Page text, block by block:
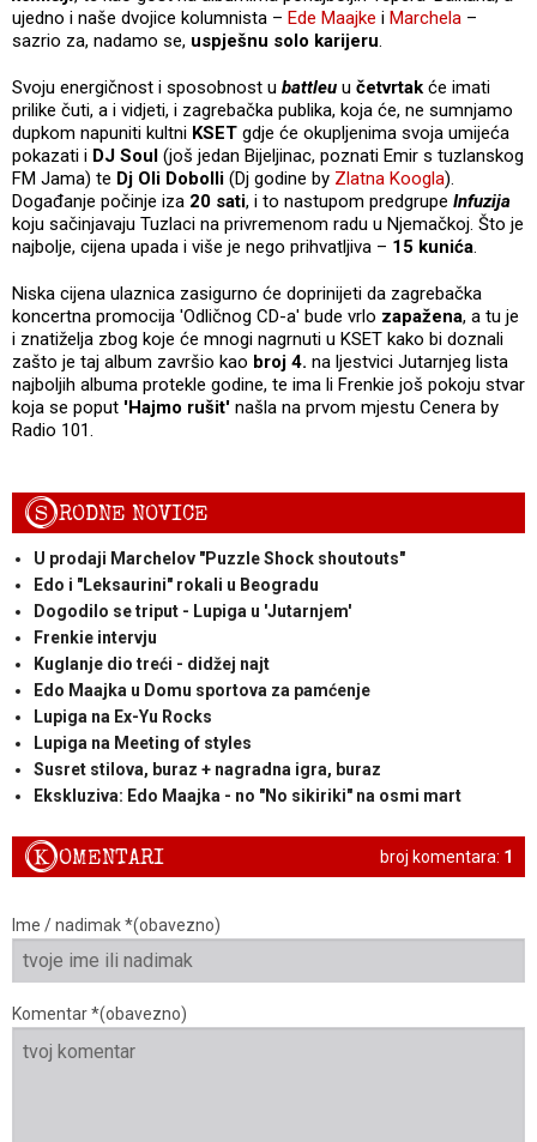
ujedno i naše dvojice kolumnista – Ede Maajke i Marchela –
sazrio za, nadamo se, uspješnu solo karijeru.
Svoju energičnost i sposobnost u battleu u četvrtak će imati
prilike čuti, a i vidjeti, i zagrebačka publika, koja će, ne sumnjamo
dupkom napuniti kultni KSET gdje će okupljenima svoja umijeća
pokazati i DJ Soul (još jedan Bijeljinac, poznati Emir s tuzlanskog
FM Jama) te Dj Oli Dobolli (Dj godine by Zlatna Koogla).
Događanje počinje iza 20 sati, i to nastupom predgrupe Infuzija
koju sačinjavaju Tuzlaci na privremenom radu u Njemačkoj. Što je
najbolje, cijena upada i više je nego prihvatljiva – 15 kunića.
Niska cijena ulaznica zasigurno će doprinijeti da zagrebačka
koncertna promocija 'Odličnog CD-a' bude vrlo zapažena, a tu je
i znatiželja zbog koje će mnogi nagrnuti u KSET kako bi doznali
zašto je taj album završio kao broj 4. na ljestvici Jutarnjeg lista
najboljih albuma protekle godine, te ima li Frenkie još pokoju stvar
koja se poput 'Hajmo rušit' našla na prvom mjestu Cenera by
Radio 101.
SRODNE NOVICE
U prodaji Marchelov "Puzzle Shock shoutouts"
Edo i "Leksaurini" rokali u Beogradu
Dogodilo se triput - Lupiga u 'Jutarnjem'
Frenkie intervju
Kuglanje dio treći - didžej najt
Edo Maajka u Domu sportova za pamćenje
Lupiga na Ex-Yu Rocks
Lupiga na Meeting of styles
Susret stilova, buraz + nagradna igra, buraz
Ekskluziva: Edo Maajka - no "No sikiriki" na osmi mart
broj komentara: 1
KOMENTARI
Ime / nadimak *(obavezno)
Komentar *(obavezno)